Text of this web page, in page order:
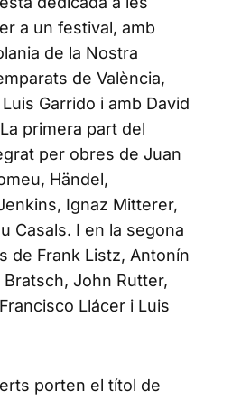
a un festival, amb
de la Nostra
de València,
Garrido i amb David
primera part del
per obres de Juan
Händel,
Ignaz Mitterer,
Casals. I en la segona
de Frank Listz, Antonín
John Rutter,
Llácer i Luis
porten el títol de